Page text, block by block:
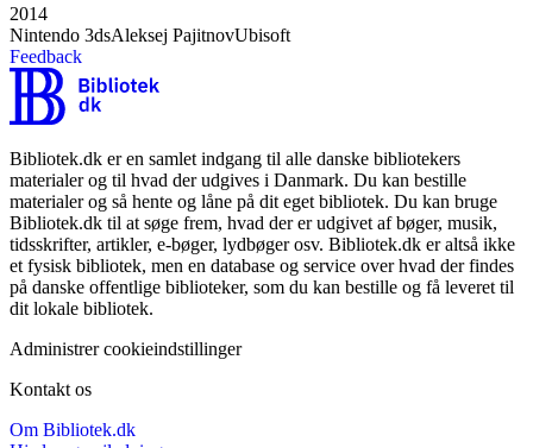
2014
Nintendo 3dsAleksej PajitnovUbisoft
Feedback
Bibliotek.dk er en samlet indgang til alle danske bibliotekers
materialer og til hvad der udgives i Danmark. Du kan bestille
materialer og så hente og låne på dit eget bibliotek. Du kan bruge
Bibliotek.dk til at søge frem, hvad der er udgivet af bøger, musik,
tidsskrifter, artikler, e-bøger, lydbøger osv. Bibliotek.dk er altså ikke
et fysisk bibliotek, men en database og service over hvad der findes
på danske offentlige biblioteker, som du kan bestille og få leveret til
dit lokale bibliotek.
Administrer cookieindstillinger
Kontakt os
Om Bibliotek.dk